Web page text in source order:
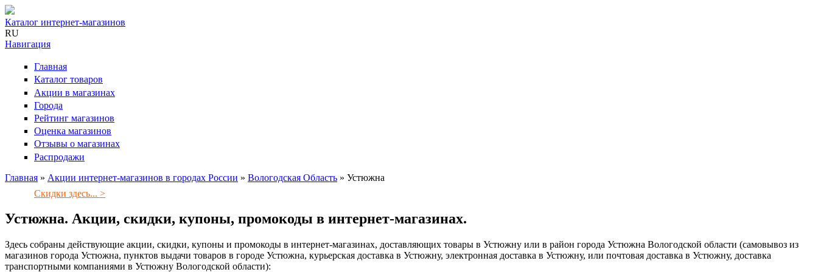
Каталог интернет-магазинов
RU
Навигация
Главная
Каталог товаров
Акции в магазинах
Города
Рейтинг магазинов
Оценка магазинов
Отзывы о магазинах
Распродажи
Вы здесь
Главная » Акции интернет-магазинов в городах России » Вологодская Область » Устюжна
Скидки здесь... >
Устюжна. Акции, скидки, купоны, промокоды в интернет-магазинах.
Здесь собраны действующие акции, скидки, купоны и промокоды в интернет-магазинах, доставляющих товары в Устюжну или в район города Устюжна Вологодской области (самовывоз из
магазинов города Устюжна, пунктов выдачи товаров в городе Устюжна, курьерская доставка в Устюжну, электронная доставка в Устюжну, или почтовая доставка в Устюжну, доставка
транспортными компаниями в Устюжну Вологодской области):